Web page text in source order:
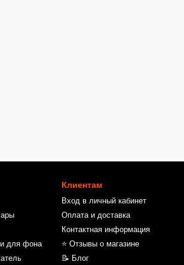
для фона
Клиентам
Вход в личный кабинет
Оплата и доставка
Контактная информация
⭐ Отзывы о магазине
📝 Блог